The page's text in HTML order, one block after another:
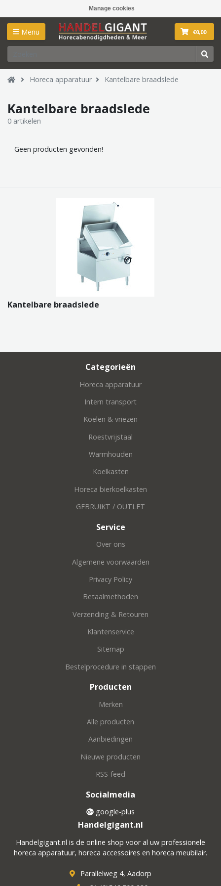
Manage cookies
Menu €0,00
Horeca apparatuur Kantelbare braadslede
Kantelbare braadslede
0 artikelen
Geen producten gevonden!
Kantelbare braadslede
Categorieën
Horeca apparatuur
Intern transport
Koelen & vriezen
Roestvrijstaal
Warmhouden
Koelkasten
Horeca bierkoelkasten
GEBRUIKT / OUTLET
Service
Over ons
Algemene voorwaarden
Privacy Policy
Betaalmethoden
Verzending & Retouren
Klantenservice
Sitemap
Bestelprocedure in stappen
Producten
Merken
Alle producten
Aanbiedingen
Nieuwe producten
RSS-feed
Socialmedia
google-plus
Handelgigant.nl
Handelgigant.nl is de online shop voor al uw professionele
horeca apparatuur, horeca accessoires en horeca meubilair.
Parallelweg 4, Aadorp